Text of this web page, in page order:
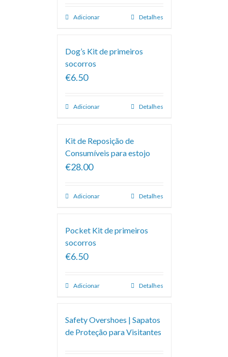
Adicionar Detalhes
Dog’s Kit de primeiros
socorros
€6.50
Adicionar Detalhes
Kit de Reposição de
Consumíveis para estojo
€28.00
Adicionar Detalhes
Pocket Kit de primeiros
socorros
€6.50
Adicionar Detalhes
Safety Overshoes | Sapatos
de Proteção para Visitantes